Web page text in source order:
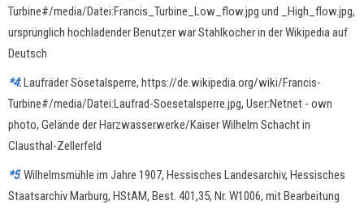
Turbine#/media/Datei:Francis_Turbine_Low_flow.jpg und _High_flow.jpg,
ursprünglich hochladender Benutzer war Stahlkocher in der Wikipedia auf
Deutsch
*4:Laufräder Sösetalsperre, https://de.wikipedia.org/wiki/Francis-
Turbine#/media/Datei:Laufrad-Soesetalsperre.jpg, User:Netnet - own
photo, Gelände der Harzwasserwerke/Kaiser Wilhelm Schacht in
Clausthal-Zellerfeld
*5: Wilhelmsmühle im Jahre 1907, Hessisches Landesarchiv, Hessisches
Staatsarchiv Marburg, HStAM, Best. 401,35, Nr. W1006, mit Bearbeitung